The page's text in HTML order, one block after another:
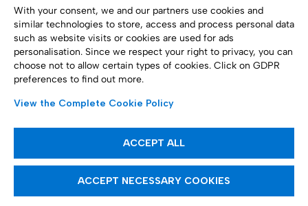
Contactați-ne
Raportare confidențială
Setări cookie
Formulare
METODE DE PLATĂ
Tinexta Infocert S.p.A. Companie supusă managementului și coordonării
With your consent, we and our partners use cookies and
similar technologies to store, access and process personal data
such as website visits or cookies are used for ads
personalisation. Since we respect your right to privacy, you can
choose not to allow certain types of cookies. Click on GDPR
preferences to find out more.
View the Complete Cookie Policy
ACCEPT ALL
ACCEPT NECESSARY COOKIES